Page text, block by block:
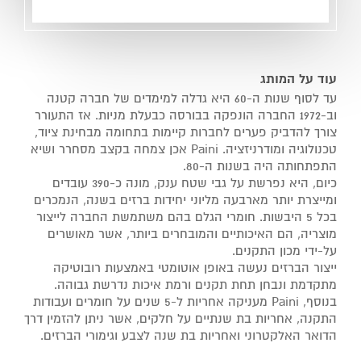
עוד על המותג
עד לסוף שנות ה-60 היא גדלה למימדים של חברה קטנה
וב-1972 החברה הונפקה בבורסה כבעלת מניות. אז התעורר
צורך להדביק פערים לחברות קיימות בתחומה מבחינת ציוד,
טכנולוגיה ומודרניזציה. Paini אכן צמחה בקצב מסחרר ושיא
התפתחותה היה בשנות ה-80.
כיום, היא נפרשת על גבי שטח ענק, מונה כ-390 עובדים
ומייצרת יותר מארבעה מליוני יחידות ברזים בשנה, הנמכרים
בכל 5 היבשות. חומרי הגלם בהם משתמשת החברה לייצור
מוצריה, הם האיכותיים והמובחרים ביותר, אשר מאושרים
על-ידי מכון התקנים.
ייצור הברזים נעשה באופן אוטומטי באמצעות רובוטיקה
מתקדמת ונבחן תחת תקנים ורמת איכות נדרשת גבוהה.
בנוסף, Paini מעניקה אחריות ל-5 שנים על חומרים ועבודות
התקנה, אחריות בת שנתיים על חלקים, אשר ניתן להזמין דרך
הדואר האלקטרוני ואחריות בת שנה לצבע וגימורי הברזים.